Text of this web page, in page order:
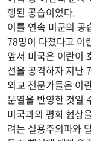
행된 공습이었다.
이틀 연속 미군의
78명이 다쳤다고 이
앞서 미국은 이란이
선을 공격하자 지난
외교 전문가들은 이
분열을 반영한 것일
미국과의 평화 협상
려는 실용주의파와